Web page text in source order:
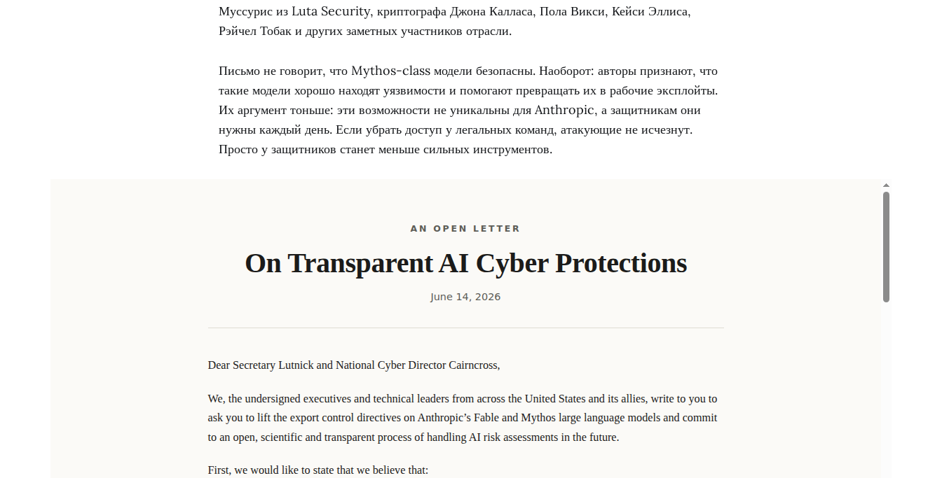
Муссурис из Luta Security, криптографа Джона Калласа, Пола Викси, Кейси Эллиса,
Рэйчел Тобак и других заметных участников отрасли.
Письмо не говорит, что Mythos-class модели безопасны. Наоборот: авторы признают, что
такие модели хорошо находят уязвимости и помогают превращать их в рабочие эксплойты.
Их аргумент тоньше: эти возможности не уникальны для Anthropic, а защитникам они
нужны каждый день. Если убрать доступ у легальных команд, атакующие не исчезнут.
Просто у защитников станет меньше сильных инструментов.